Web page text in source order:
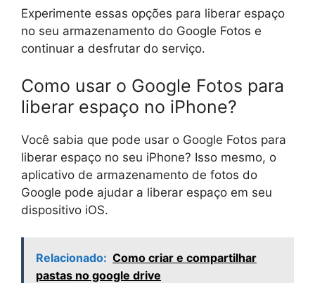
Experimente essas opções para liberar espaço
no seu armazenamento do Google Fotos e
continuar a desfrutar do serviço.
Como usar o Google Fotos para
liberar espaço no iPhone?
Você sabia que pode usar o Google Fotos para
liberar espaço no seu iPhone? Isso mesmo, o
aplicativo de armazenamento de fotos do
Google pode ajudar a liberar espaço em seu
dispositivo iOS.
Relacionado: Como criar e compartilhar
pastas no google drive